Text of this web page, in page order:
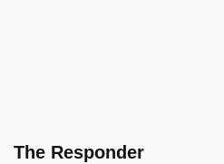
The Responder